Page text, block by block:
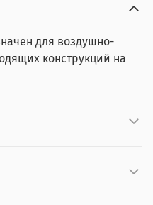
для воздушно-
конструкций на